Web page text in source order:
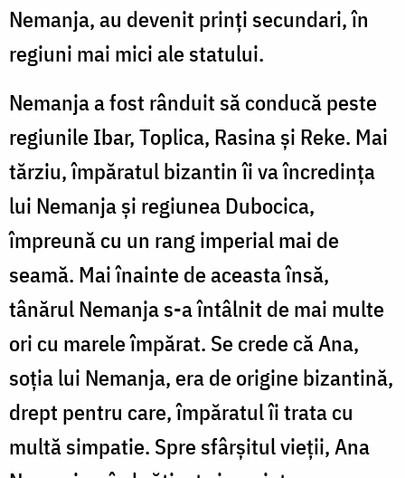
Nemanja, au devenit prinți secundari, în
regiuni mai mici ale statului.
Nemanja a fost rânduit să conducă peste
regiunile Ibar, Toplica, Rasina și Reke. Mai
tărziu, împăratul bizantin îi va încredința
lui Nemanja și regiunea Dubocica,
împreună cu un rang imperial mai de
seamă. Mai înainte de aceasta însă,
tânărul Nemanja s-a întâlnit de mai multe
ori cu marele împărat. Se crede că Ana,
soția lui Nemanja, era de origine bizantină,
drept pentru care, împăratul îi trata cu
multă simpatie. Spre sfârșitul vieții, Ana